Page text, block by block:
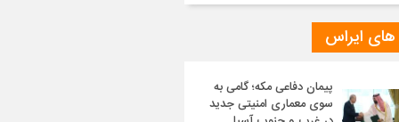
های ایراس
پیمان دفاعی مکه؛ گامی به
سوی معماری امنیتی جدید